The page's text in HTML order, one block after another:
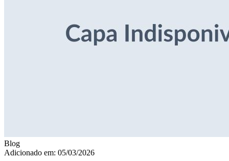
Blog
Adicionado em: 05/03/2026